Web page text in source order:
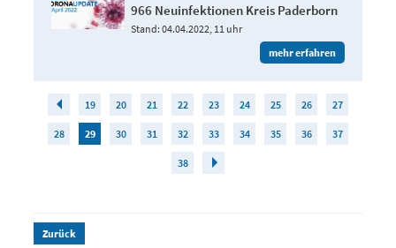
966 Neuinfektionen Kreis Paderborn
Stand: 04.04.2022, 11 uhr
mehr erfahren
19 20 21 22 23 24 25 26 27
28 29 30 31 32 33 34 35 36 37
38
Zurück